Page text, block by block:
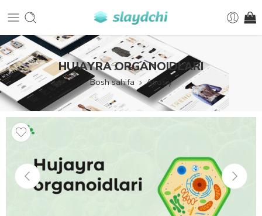
HUJAYRA ORGANOIDLARI
Bosh sahifa Asosiy